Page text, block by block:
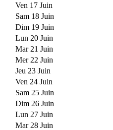
Ven 17 Juin
Sam 18 Juin
Dim 19 Juin
Lun 20 Juin
Mar 21 Juin
Mer 22 Juin
Jeu 23 Juin
Ven 24 Juin
Sam 25 Juin
Dim 26 Juin
Lun 27 Juin
Mar 28 Juin